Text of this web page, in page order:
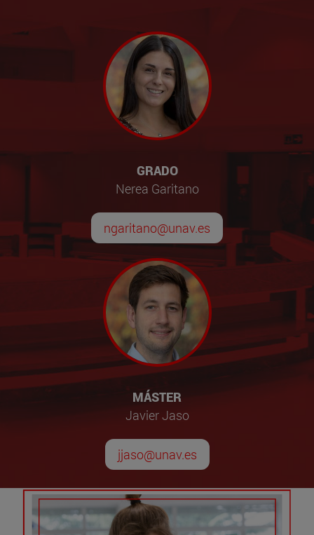
GRADO
Nerea Garitano
ngaritano@unav.es
MÁSTER
Javier Jaso
jjaso@unav.es